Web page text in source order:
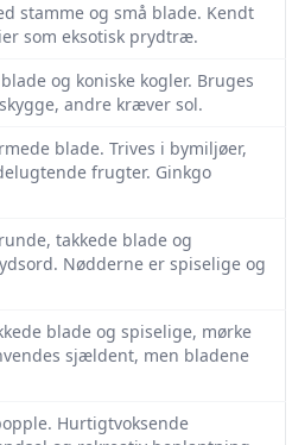
stamme og små blade. Kendt
som eksotisk prydtræ.
og koniske kogler. Bruges
andre kræver sol.
blade. Trives i bymiljøer,
frugter. Ginkgo
takkede blade og
Nødderne er spiselige og
blade og spiselige, mørke
sjældent, men bladene
Hurtigtvoksende